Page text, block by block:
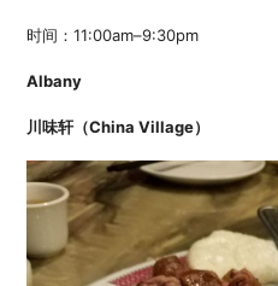
时间：11:00am–9:30pm
Albany
川味轩（China Village）